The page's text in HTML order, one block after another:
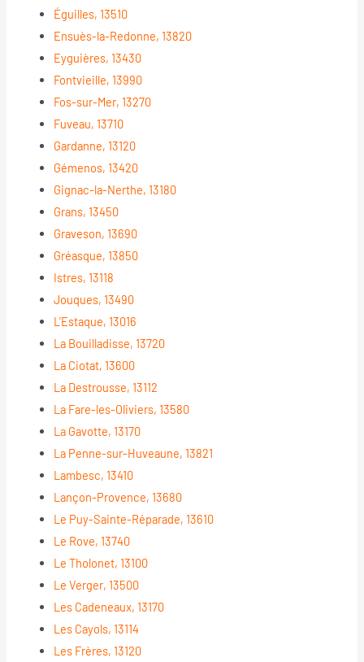
Éguilles, 13510
Ensuès-la-Redonne, 13820
Eyguières, 13430
Fontvieille, 13990
Fos-sur-Mer, 13270
Fuveau, 13710
Gardanne, 13120
Gémenos, 13420
Gignac-la-Nerthe, 13180
Grans, 13450
Graveson, 13690
Gréasque, 13850
Istres, 13118
Jouques, 13490
L'Estaque, 13016
La Bouilladisse, 13720
La Ciotat, 13600
La Destrousse, 13112
La Fare-les-Oliviers, 13580
La Gavotte, 13170
La Penne-sur-Huveaune, 13821
Lambesc, 13410
Lançon-Provence, 13680
Le Puy-Sainte-Réparade, 13610
Le Rove, 13740
Le Tholonet, 13100
Le Verger, 13500
Les Cadeneaux, 13170
Les Cayols, 13114
Les Frères, 13120